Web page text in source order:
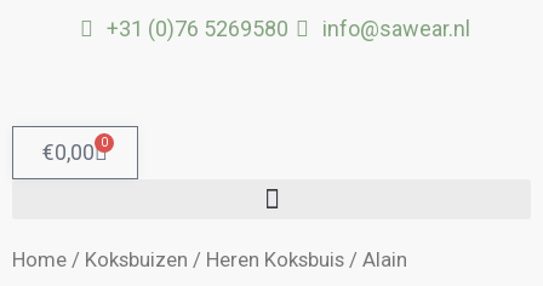
+31 (0)76 5269580 info@sawear.nl
€0,00 0
Winkelwagen
Home / Koksbuizen / Heren Koksbuis / Alain